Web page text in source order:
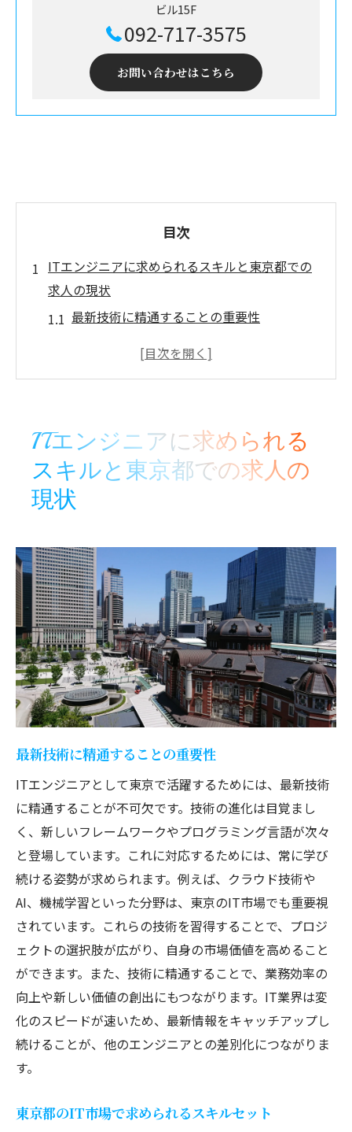
ビル15F
092-717-3575
お問い合わせはこちら
目次
ITエンジニアに求められるスキルと東京都での
求人の現状
最新技術に精通することの重要性
東京都のIT市場で求められるスキルセット
東京都での転職活動のポイント
実際に働いてみて感じる東京都のIT環境
東京都でITエンジニアが活躍できる職場選びの
企業文化と働き方を理解する
プロジェクトの多様性を確認する
サポート体制が整った職場を選ぶ
キャリアパスを意識した企業選び
勤務地の利便性と生活のバランス
社員の声から見る職場環境の実態
キャリアアップを目指すITエンジニアに東京都
東京都が提供するネットワーキングの機会
キャリアアップのためのセミナーとイベン
ト
ITエンジニアのための専門学校と研修機会
多様な選択肢を提供する東京都の企業
キャリアを進めるための重要なスキルセッ
ト
新たな技術の導入とその活用例
株式会社ブレイブシャインを選ぶ理由: ITエンジ
ニアに適した環境
技術向上をサポートする環境
自己成長を促進する企業文化
ITエンジニアに求められる
スキルと東京都での求人の
現状
最新技術に精通することの重要性
ITエンジニアとして東京で活躍するためには、最新技術
に精通することが不可欠です。技術の進化は目覚まし
く、新しいフレームワークやプログラミング言語が次々
と登場しています。これに対応するためには、常に学び
続ける姿勢が求められます。例えば、クラウド技術や
AI、機械学習といった分野は、東京のIT市場でも重要視
されています。これらの技術を習得することで、プロジ
ェクトの選択肢が広がり、自身の市場価値を高めること
ができます。また、技術に精通することで、業務効率の
向上や新しい価値の創出にもつながります。IT業界は変
化のスピードが速いため、最新情報をキャッチアップし
続けることが、他のエンジニアとの差別化につながりま
す。
東京都のIT市場で求められるスキルセット